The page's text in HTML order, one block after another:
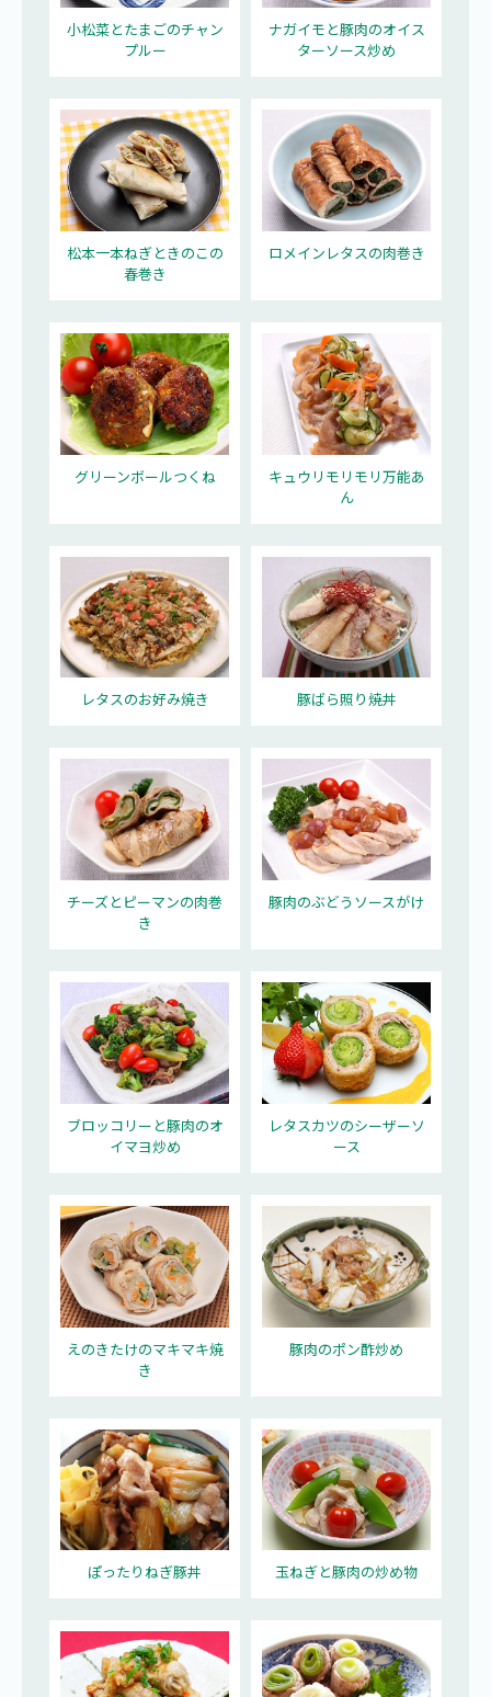
小松菜とたまごのチャン
プルー
ナガイモと豚肉のオイス
ターソース炒め
松本一本ねぎときのこの
春巻き
ロメインレタスの肉巻き
グリーンボールつくね
キュウリモリモリ万能あ
ん
レタスのお好み焼き 豚ばら照り焼丼
チーズとピーマンの肉巻
き
豚肉のぶどうソースがけ
ブロッコリーと豚肉のオ
イマヨ炒め
レタスカツのシーザーソ
ース
えのきたけのマキマキ焼
き
豚肉のポン酢炒め
ぽったりねぎ豚丼 玉ねぎと豚肉の炒め物